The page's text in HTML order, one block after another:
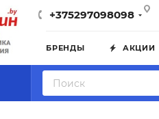
+375297098098
БРЕНДЫ АКЦИИ